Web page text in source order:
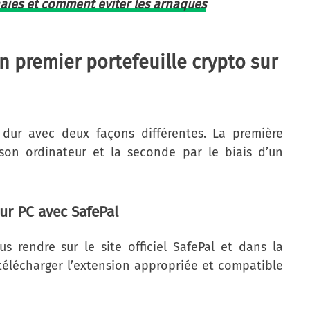
et comment éviter les arnaques
premier portefeuille crypto sur
avec deux façons différentes. La première
ordinateur et la seconde par le biais d’un
PC avec SafePal
rendre sur le site officiel SafePal et dans la
l’extension appropriée et compatible